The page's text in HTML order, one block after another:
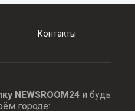
Контакты
NEWSROOM24и будь
городе: